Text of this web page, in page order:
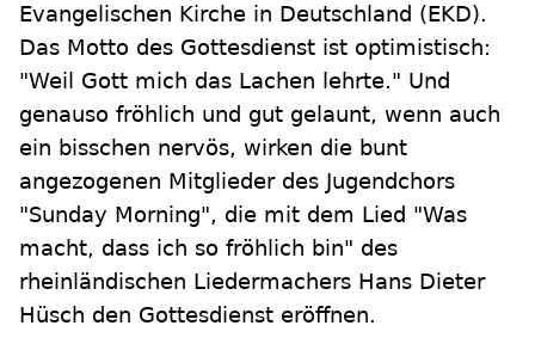
Evangelischen Kirche in Deutschland (EKD).
Das Motto des Gottesdienst ist optimistisch:
"Weil Gott mich das Lachen lehrte." Und
genauso fröhlich und gut gelaunt, wenn auch
ein bisschen nervös, wirken die bunt
angezogenen Mitglieder des Jugendchors
"Sunday Morning", die mit dem Lied "Was
macht, dass ich so fröhlich bin" des
rheinländischen Liedermachers Hans Dieter
Hüsch den Gottesdienst eröffnen.